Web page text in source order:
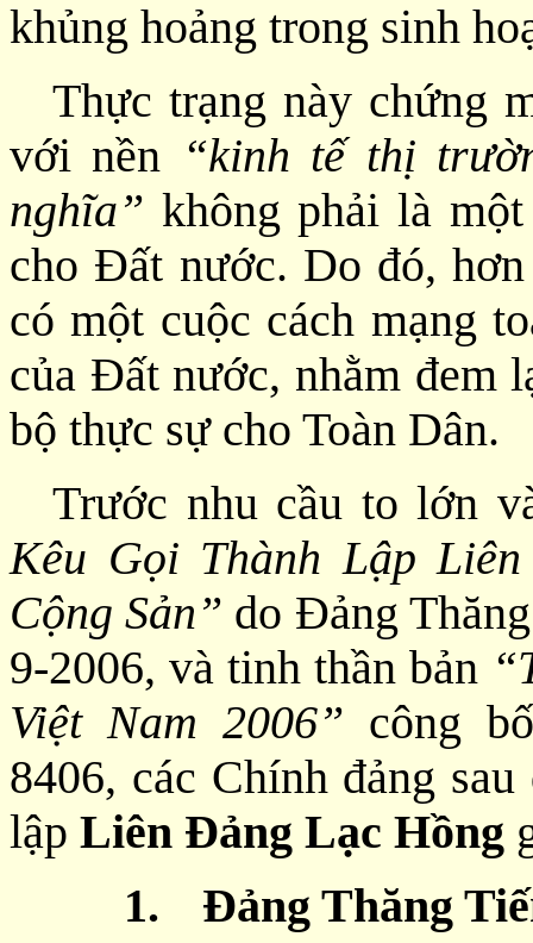
khủng hoảng trong sinh
Thực trạng này chứng
với nền “kinh tế thị
nghĩa” không phải là
cho Đất nước. Do đó,
có một cuộc cách mạng
của Đất nước, nhằm đem
bộ thực sự cho Toàn Dân.
Trước nhu cầu to lớn
Kêu Gọi Thành Lập
Cộng Sản” do Đảng
9-2006, và tinh thần bản
Việt Nam 2006” công
8406, các Chính đảng
lập Liên Đảng Lạc Hồng
1.
Đảng Thăng